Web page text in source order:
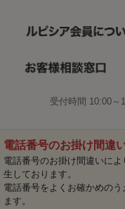
受付時間 10:00～
電話番号のお掛け間違
電話番号のお掛け間違いに
生しております。
電話番号をよくお確かめの
ます。